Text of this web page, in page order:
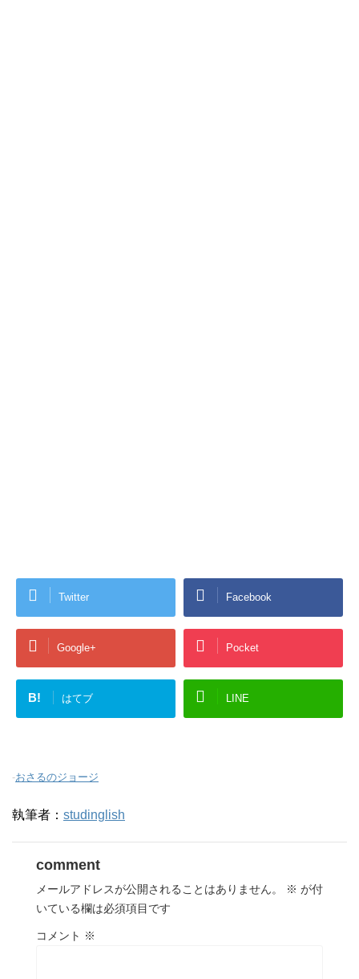
Twitter Facebook
Google+ Pocket
B! はてブ LINE
-おさるのジョージ
執筆者： studinglish
comment
メールアドレスが公開されることはありません。 ※ が付
いている欄は必須項目です
コメント ※